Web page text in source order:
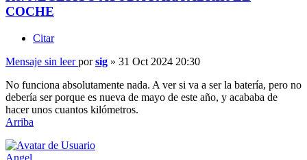
COCHE
Citar
Mensaje sin leer porsig » 31 Oct 2024 20:30
No funciona absolutamente nada. A ver si va a ser la batería, pero no
debería ser porque es nueva de mayo de este año, y acababa de
hacer unos cuantos kilómetros.
Arriba
Angel